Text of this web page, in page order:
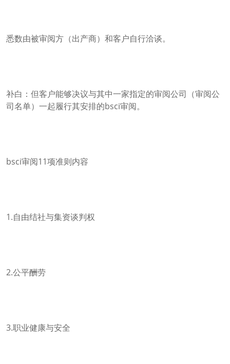
悉数由被审阅方（出产商）和客户自行洽谈。
补白：但客户能够决议与其中一家指定的审阅公司（审阅公
司名单）一起履行其安排的bsci审阅。
bsci审阅11项准则内容
1.自由结社与集资谈判权
2.公平酬劳
3.职业健康与安全